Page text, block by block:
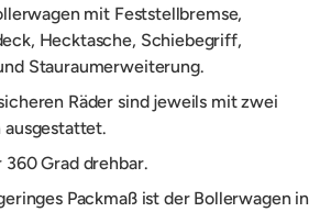
mit Feststellbremse,
Hecktasche, Schiebegriff,
Stauraumerweiterung.
Räder sind jeweils mit zwei
ausgestattet.
360 Grad drehbar.
Packmaß ist der Bollerwagen in